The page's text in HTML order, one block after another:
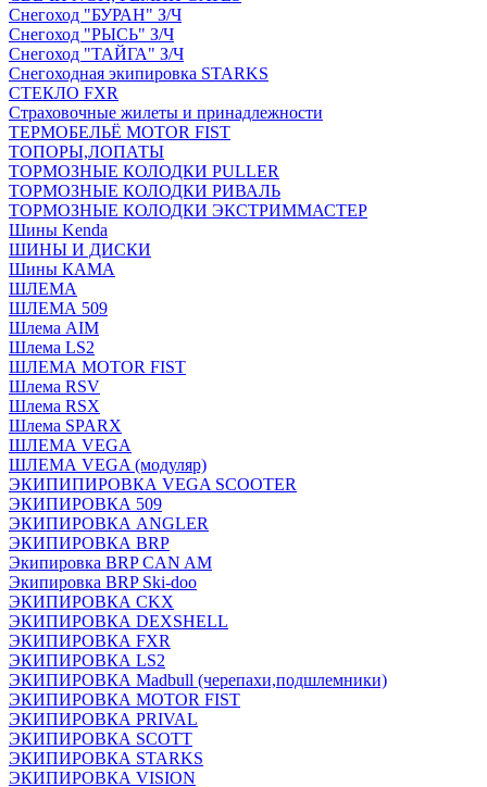
Снегоход "БУРАН" З/Ч
Снегоход "РЫСЬ" З/Ч
Снегоход "ТАЙГА" З/Ч
Снегоходная экипировка STARKS
СТЕКЛО FXR
Страховочные жилеты и принадлежности
ТЕРМОБЕЛЬЁ MOTOR FIST
ТОПОРЫ,ЛОПАТЫ
ТОРМОЗНЫЕ КОЛОДКИ PULLER
ТОРМОЗНЫЕ КОЛОДКИ РИВАЛЬ
ТОРМОЗНЫЕ КОЛОДКИ ЭКСТРИММАСТЕР
Шины Kenda
ШИНЫ И ДИСКИ
Шины КАМА
ШЛЕМА
ШЛЕМА 509
Шлема AIM
Шлема LS2
ШЛЕМА MOTOR FIST
Шлема RSV
Шлема RSX
Шлема SPARX
ШЛЕМА VEGA
ШЛЕМА VEGA (модуляр)
ЭКИПИПИРОВКА VEGA SCOOTER
ЭКИПИРОВКА 509
ЭКИПИРОВКА ANGLER
ЭКИПИРОВКА BRP
Экипировка BRP CAN AM
Экипировка BRP Ski-doo
ЭКИПИРОВКА CKX
ЭКИПИРОВКА DEXSHELL
ЭКИПИРОВКА FXR
ЭКИПИРОВКА LS2
ЭКИПИРОВКА Madbull (черепахи,подшлемники)
ЭКИПИРОВКА MOTOR FIST
ЭКИПИРОВКА PRIVAL
ЭКИПИРОВКА SCOTT
ЭКИПИРОВКА STARKS
ЭКИПИРОВКА VISION